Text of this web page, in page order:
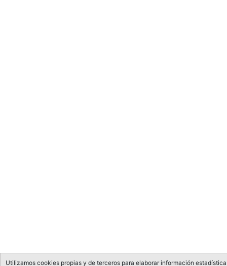
Utilizamos cookies propias y de terceros para elaborar información